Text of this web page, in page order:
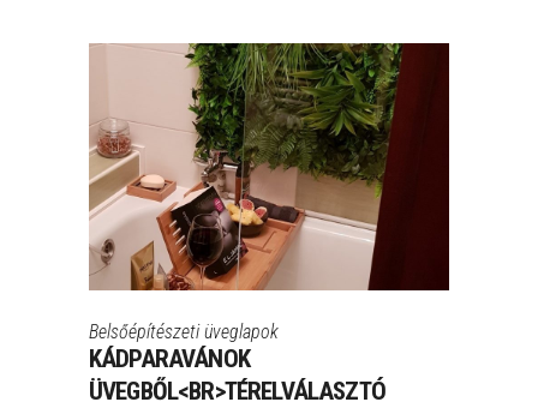
Belsőépítészeti üveglapok
KÁDPARAVÁNOK
ÜVEGBŐL<BR>TÉRELVÁLASZTÓ